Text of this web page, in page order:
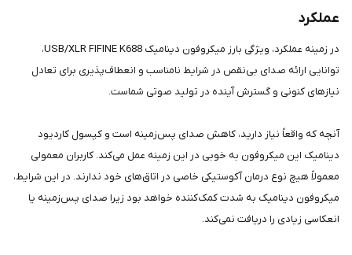
عملکرد
در زمینه عملکرد، ویژگی بارز میکروفون دینامیک USB/XLR FIFINE K688،
توانایی ارائه صدای بی‌نقص در شرایط نامناسب و انعطاف‌پذیری برای تعادل
نیازهای کنونی و گسترش آینده در تولید صوتی شماست.
آنچه که واقعاً نیاز دارید، کاهش صدای پس‌زمینه است و کپسول کاردیود
دینامیک این میکروفون به خوبی در این زمینه عمل می‌کند. کاربران معمولی
معمولاً هیچ نوع درمان آکوستیکی خاصی در اتاق‌های خود ندارند. در این شرایط،
میکروفون دینامیک به شدت کمک‌کننده خواهد بود زیرا صدای پس‌زمینه یا
انعکاسی زیادی را دریافت نمی‌کند.